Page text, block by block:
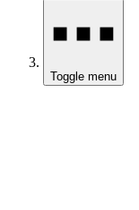
Toggle menu